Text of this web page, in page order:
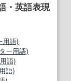
・英語表現
用語)
ー用語)
語)
語)